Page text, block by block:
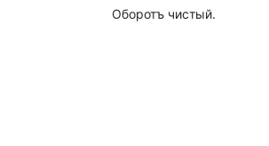
Оборотъ чистый.